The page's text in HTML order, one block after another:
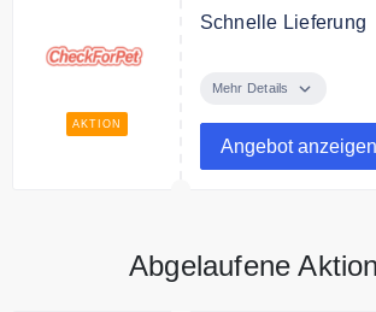
AKTION
Schnelle Lieferung
Probierboxen.
Mehr Details
Angebot anzeigen
Abgelaufene